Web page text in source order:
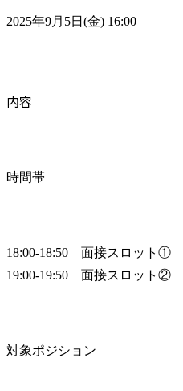
2025年9月5日(金) 16:00
内容
時間帯
18:00-18:50　面接スロット①
19:00-19:50　面接スロット②
対象ポジション